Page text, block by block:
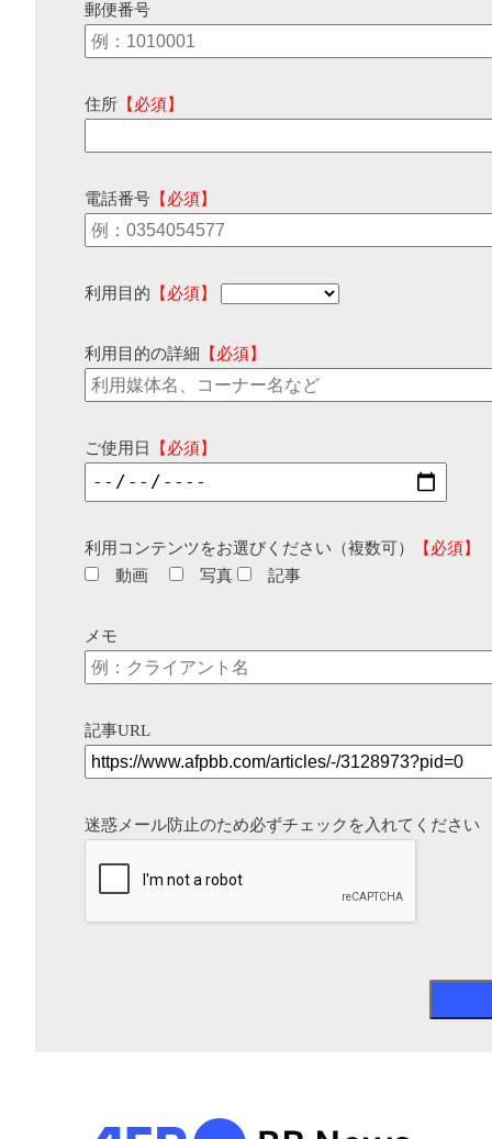
郵便番号
住所 【必須】
電話番号 【必須】
利用目的 【必須】
利用目的の詳細 【必須】
ご使用日 【必須】
利用コンテンツをお選びください（複数可）
【必須】
動画
写真 記事
メモ
記事URL
迷惑メール防止のため必ずチェックを入れてください